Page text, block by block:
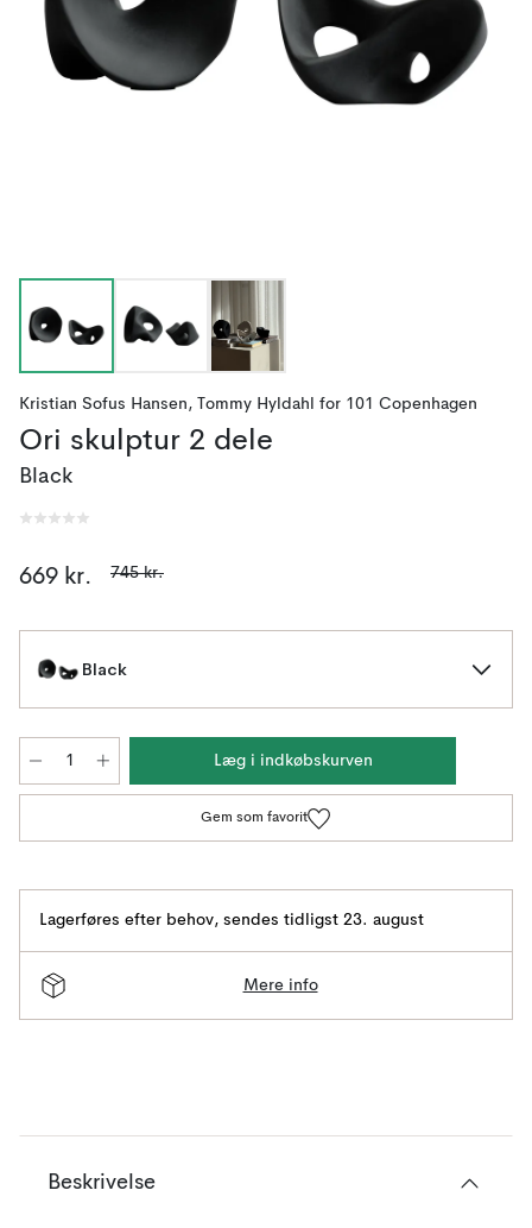
Kristian Sofus Hansen, Tommy Hyldahl for 101 Copenhagen
Ori skulptur 2 dele
Black
669 kr. 745 kr.
Black
Læg i indkøbskurven
Gem som favorit
Lagerføres efter behov, sendes tidligst 23. august
Mere info
Beskrivelse